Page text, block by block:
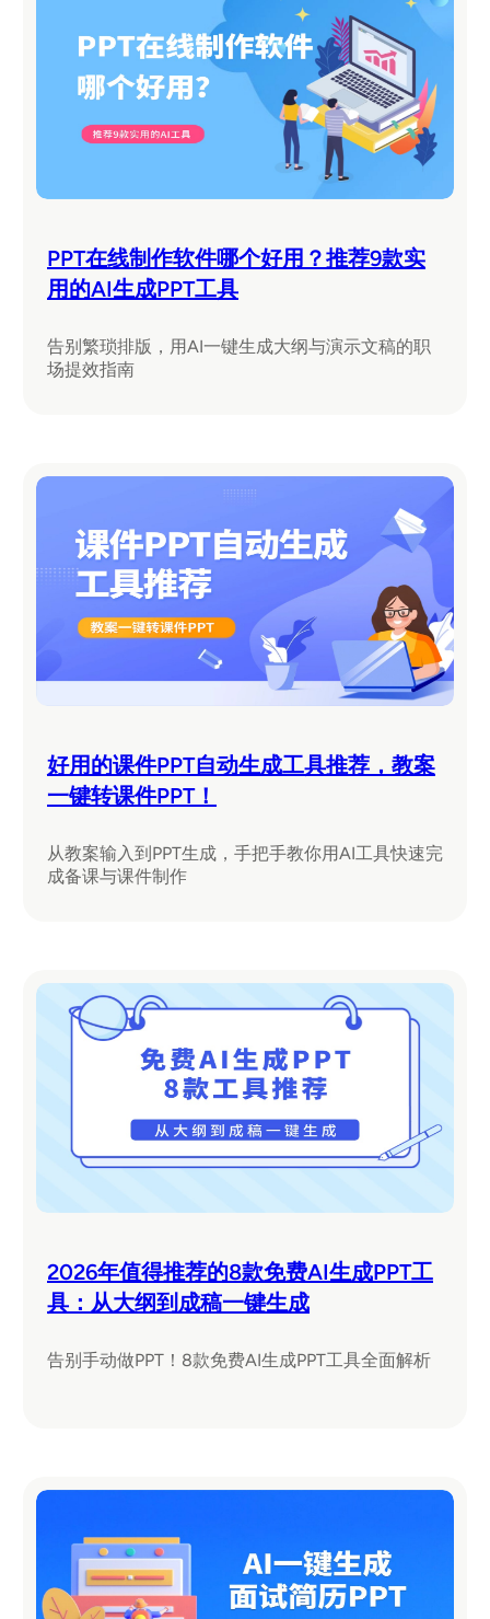
PPT在线制作软件哪个好用？推荐9款实
用的AI生成PPT工具
告别繁琐排版，用AI一键生成大纲与演示文稿的职
场提效指南
好用的课件PPT自动生成工具推荐，教案
一键转课件PPT！
从教案输入到PPT生成，手把手教你用AI工具快速完
成备课与课件制作
2026年值得推荐的8款免费AI生成PPT工
具：从大纲到成稿一键生成
告别手动做PPT！8款免费AI生成PPT工具全面解析